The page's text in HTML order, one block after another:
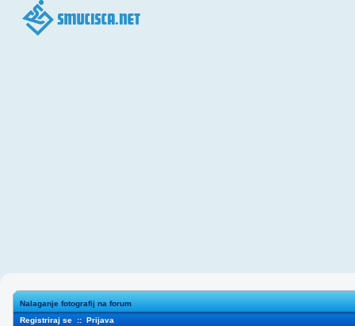
Nalaganje fotografij na forum
Registriraj se :: Prijava